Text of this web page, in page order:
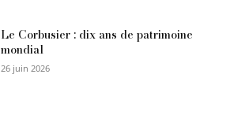
Le Corbusier : dix ans de patrimoine
mondial
26 juin 2026